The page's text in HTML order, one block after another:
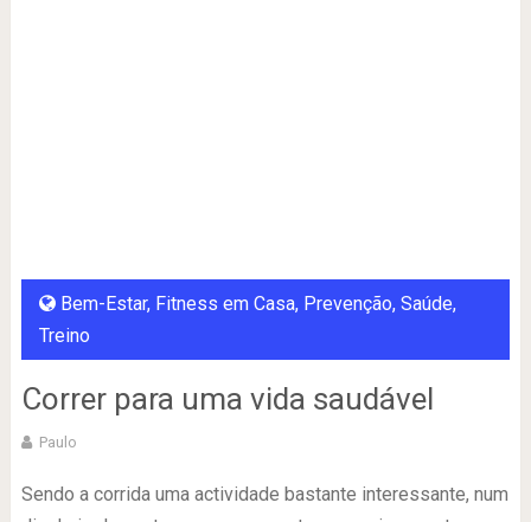
Bem-Estar, Fitness em Casa, Prevenção, Saúde,
Treino
Correr para uma vida saudável
Paulo
Sendo a corrida uma actividade bastante interessante, num